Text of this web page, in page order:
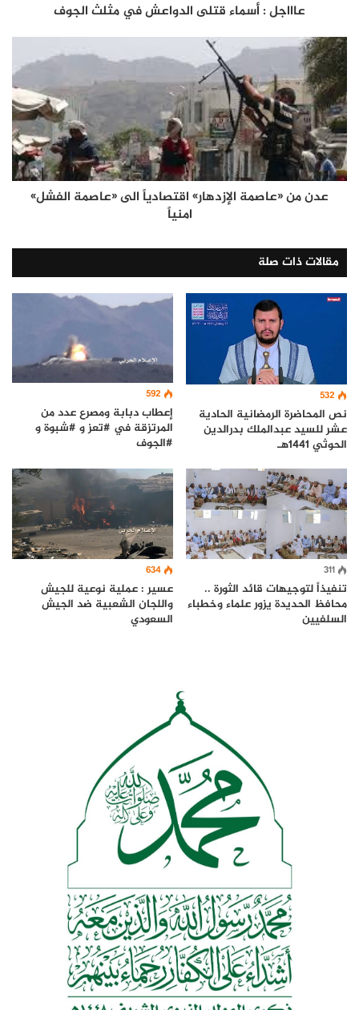
عاااجل : أسماء قتلى الدواعش في مثلث الجوف
عدن من «عاصمة الإزدهار» اقتصادياً الی «عاصمة الفشل»
امنياً
مقالات ذات صلة
532
نص المحاضرة الرمضانية الحادية
عشر للسيد عبدالملك بدرالدين
الحوثي 1441هـ
592
إعطاب دبابة ومصرع عدد من
المرتزقة في #تعز و #شبوة و
#الجوف
311
تنفيذاً لتوجيهات قائد الثورة ..
محافظ الحديدة يزور علماء وخطباء
السلفيين
634
عسير : عملية نوعية للجيش
واللجان الشعبية ضد الجيش
السعودي